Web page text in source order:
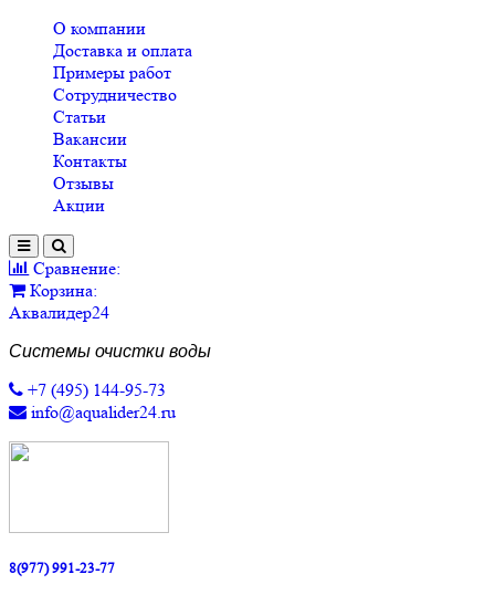
О компании
Доставка и оплата
Примеры работ
Сотрудничество
Статьи
Вакансии
Контакты
Отзывы
Акции
Сравнение:
Корзина:
Аквалидер24
Системы очистки воды
+7 (495) 144-95-73
info@aqualider24.ru
8(977) 991-23-77